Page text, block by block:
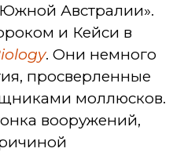
Австралии».
и Кейси в
. Они немного
просверленные
моллюсков.
вооружений,